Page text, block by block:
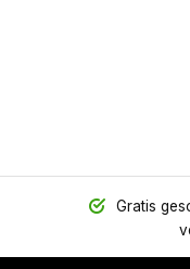
Gratis